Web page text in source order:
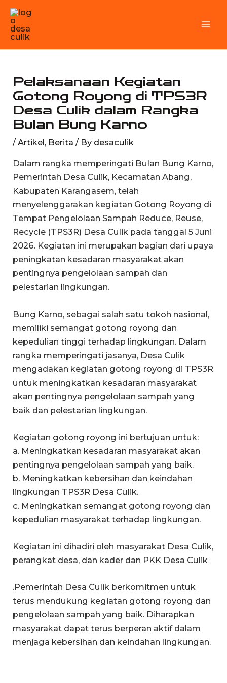
Skip
content
Pelaksanaan Kegiatan
Gotong Royong di TPS3R
Desa Culik dalam Rangka
Bulan Bung Karno
/Artikel, Berita / By desaculik
Dalam rangka memperingati Bulan Bung Karno,
Pemerintah Desa Culik, Kecamatan Abang,
Kabupaten Karangasem, telah
menyelenggarakan kegiatan Gotong Royong di
Tempat Pengelolaan Sampah Reduce, Reuse,
Recycle (TPS3R) Desa Culik pada tanggal 5 Juni
2026. Kegiatan ini merupakan bagian dari upaya
peningkatan kesadaran masyarakat akan
pentingnya pengelolaan sampah dan
pelestarian lingkungan.
Bung Karno, sebagai salah satu tokoh nasional,
memiliki semangat gotong royong dan
kepedulian tinggi terhadap lingkungan. Dalam
rangka memperingati jasanya, Desa Culik
mengadakan kegiatan gotong royong di TPS3R
untuk meningkatkan kesadaran masyarakat
akan pentingnya pengelolaan sampah yang
baik dan pelestarian lingkungan.
Kegiatan gotong royong ini bertujuan untuk:
a. Meningkatkan kesadaran masyarakat akan
pentingnya pengelolaan sampah yang baik.
b. Meningkatkan kebersihan dan keindahan
lingkungan TPS3R Desa Culik.
c. Meningkatkan semangat gotong royong dan
kepedulian masyarakat terhadap lingkungan.
Kegiatan ini dihadiri oleh masyarakat Desa Culik,
perangkat desa, dan kader dan PKK Desa Culik
.Pemerintah Desa Culik berkomitmen untuk
terus mendukung kegiatan gotong royong dan
pengelolaan sampah yang baik. Diharapkan
masyarakat dapat terus berperan aktif dalam
menjaga kebersihan dan keindahan lingkungan.